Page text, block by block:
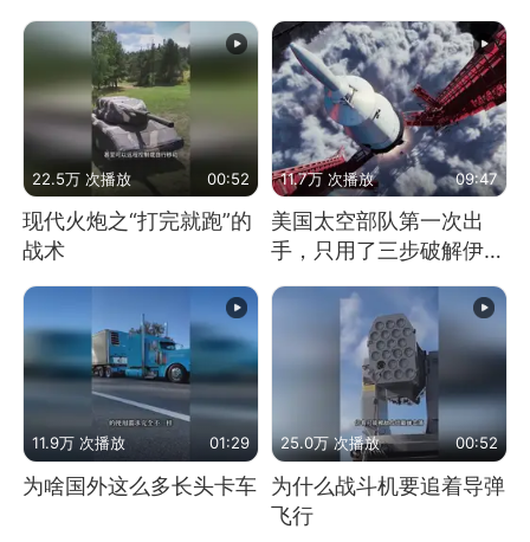
的
果怎么样了？
22.5万 次播放 00:52
现代火炮之“打完就跑”的
战术
11.7万 次播放 09:47
美国太空部队第一次出
手，只用了三步破解伊朗
11.9万 次播放 01:29
为啥国外这么多长头卡车
25.0万 次播放 00:52
为什么战斗机要追着导弹
飞行